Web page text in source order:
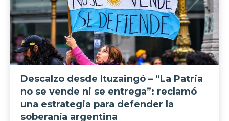
Descalzo desde Ituzaingó – “La Patria
no se vende ni se entrega”: reclamó
una estrategia para defender la
soberanía argentina